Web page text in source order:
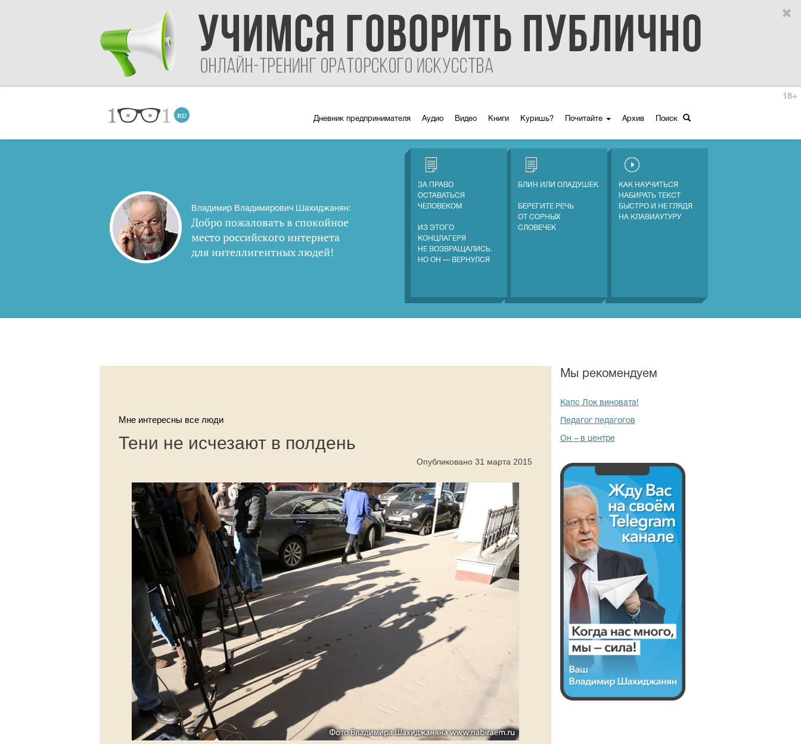
Дневник предпринимателя Аудио Видео Книги Куришь? Почитайте Архив Поиск
18+
Владимир Владимирович Шахиджанян:
Добро пожаловать в спокойное
место российского интернета
для интеллигентных людей!
ЗА ПРАВО
ОСТАВАТЬСЯ
ЧЕЛОВЕКОМ
ИЗ ЭТОГО
КОНЦЛАГЕРЯ
НЕ ВОЗВРАЩАЛИСЬ.
НО ОН — ВЕРНУЛСЯ
БЛИН ИЛИ ОЛАДУШЕК
БЕРЕГИТЕ РЕЧЬ
ОТ СОРНЫХ
СЛОВЕЧЕК
КАК НАУЧИТЬСЯ
НАБИРАТЬ ТЕКСТ
БЫСТРО И НЕ ГЛЯДЯ
НА КЛАВИАУТУРУ
Мне интересны все люди
Тени не исчезают в полдень
Опубликовано 31 марта 2015
Мы рекомендуем
Капс Лок виновата!
Педагог педагогов
Он – в центре